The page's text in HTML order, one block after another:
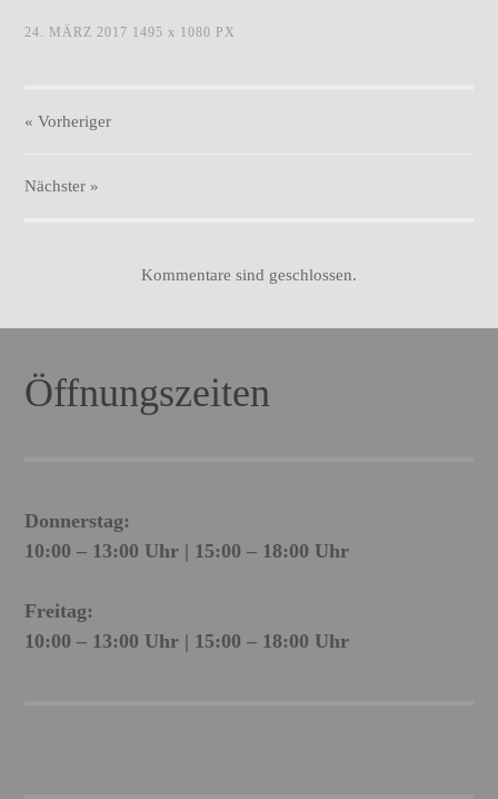
butterdosen_017.jpg
24. MÄRZ 2017 1495 x 1080 PX
« Vorheriger
Nächster »
Kommentare sind geschlossen.
Öffnungszeiten
Donnerstag:
10:00 – 13:00 Uhr | 15:00 – 18:00 Uhr
Freitag:
10:00 – 13:00 Uhr | 15:00 – 18:00 Uhr